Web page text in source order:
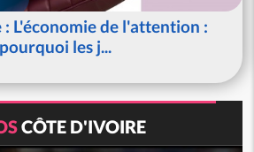
L'économie de l'attention :
pourquoi les j...
CÔTE D'IVOIRE